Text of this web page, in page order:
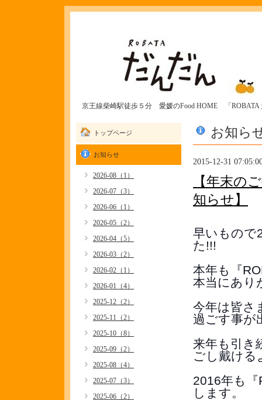
京王線柴崎駅徒歩５分 愛媛のFood HOME 「ROBATA
お知ら
2015-12-31
【年末の
知らせ】
早いもので
た!!!
本年も『
本当にあり
今年は皆さ
過ごす事が
来年も引き
ごし戴ける
2016年も
します。
トップページ
お知らせ
2026-08（1）
2026-07（3）
2026-06（1）
2026-05（2）
2026-04（5）
2026-03（2）
2026-02（1）
2026-01（4）
2025-12（2）
2025-11（2）
2025-10（8）
2025-09（2）
2025-08（4）
2025-07（3）
2025-06（2）